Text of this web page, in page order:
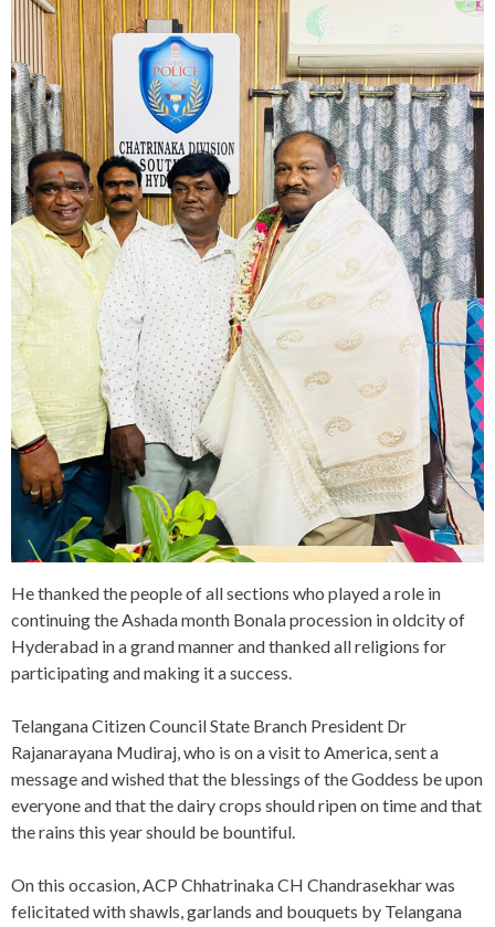
He thanked the people of all sections who played a role in
continuing the Ashada month Bonala procession in oldcity of
Hyderabad in a grand manner and thanked all religions for
participating and making it a success.
Telangana Citizen Council State Branch President Dr
Rajanarayana Mudiraj, who is on a visit to America, sent a
message and wished that the blessings of the Goddess be upon
everyone and that the dairy crops should ripen on time and that
the rains this year should be bountiful.
On this occasion, ACP Chhatrinaka CH Chandrasekhar was
felicitated with shawls, garlands and bouquets by Telangana